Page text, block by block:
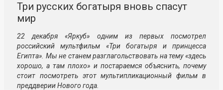
Три русских богатыря вновь спасут
мир
22 декабря «Яркуб» одним из первых посмотрел
российский мультфильм «Три богатыря и принцесса
Египта». Мы не станем разглагольствовать на тему «здесь
хорошо, а там плохо» и постараемся объяснить, почему
стоит посмотреть этот мультипликационный фильм в
преддверии Нового года.